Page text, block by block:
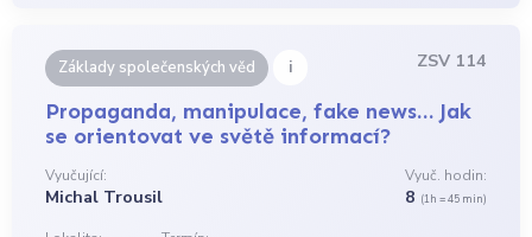
Základy společenských věd i ZSV 114
Propaganda, manipulace, fake news… Jak
se orientovat ve světě informací?
Vyučující:
Michal Trousil
Vyuč. hodin:
8 (1h = 45 min)